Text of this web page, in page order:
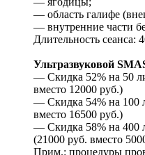
— область галифе
— внутренние части
Длительность сеанса:
Ультразвуковой
— Скидка 52% на 50
вместо 12000 руб.)
— Скидка 54% на 100
вместо 16500 руб.)
— Скидка 58% на 400
(21000 руб. вместо
Прим.: процедуры